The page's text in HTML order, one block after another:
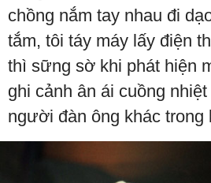
chồng nắm tay nhau đi
tắm, tôi táy máy lấy điện
thì sững sờ khi phát hiện
ghi cảnh ân ái cuồng
người đàn ông khác trong